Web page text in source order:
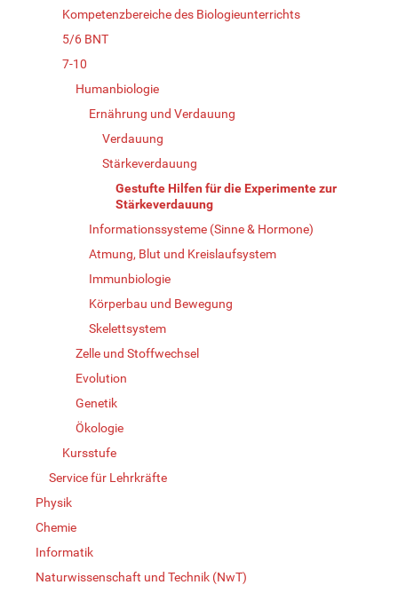
Kompetenzbereiche des Biologieunterrichts
5/6 BNT
7-10
Humanbiologie
Ernährung und Verdauung
Verdauung
Stärkeverdauung
Gestufte Hilfen für die Experimente zur
Stärkeverdauung
Informationssysteme (Sinne & Hormone)
Atmung, Blut und Kreislaufsystem
Immunbiologie
Körperbau und Bewegung
Skelettsystem
Zelle und Stoffwechsel
Evolution
Genetik
Ökologie
Kursstufe
Service für Lehrkräfte
Physik
Chemie
Informatik
Naturwissenschaft und Technik (NwT)